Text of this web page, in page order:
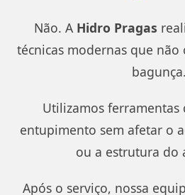
Não. A Hidro Pragas
técnicas modernas que não
bagunça.
Utilizamos
entupimento sem afetar o
ou a estrutura do
Após o serviço, nossa